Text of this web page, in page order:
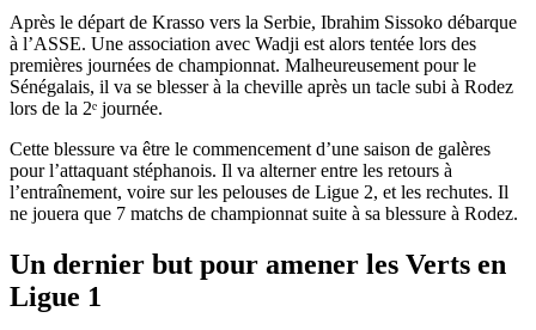
Après le départ de Krasso vers la Serbie, Ibrahim Sissoko débarque
à l’ASSE. Une association avec Wadji est alors tentée lors des
premières journées de championnat. Malheureusement pour le
Sénégalais, il va se blesser à la cheville après un tacle subi à Rodez
lors de la 2ᵉ journée.
Cette blessure va être le commencement d’une saison de galères
pour l’attaquant stéphanois. Il va alterner entre les retours à
l’entraînement, voire sur les pelouses de Ligue 2, et les rechutes. Il
ne jouera que 7 matchs de championnat suite à sa blessure à Rodez.
Un dernier but pour amener les Verts en
Ligue 1